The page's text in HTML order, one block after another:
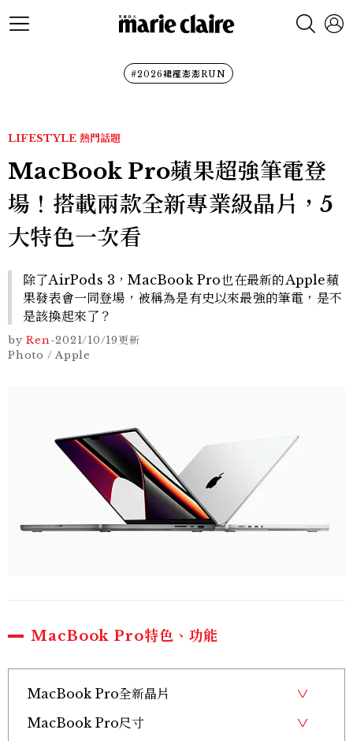
#2026裙襬澎澎RUN
LIFESTYLE 熱門話題
MacBook Pro蘋果超強筆電登
場！搭載兩款全新專業級晶片，5
大特色一次看
除了AirPods 3，MacBook Pro也在最新的Apple蘋
果發表會一同登場，被稱為是有史以來最強的筆電，是不
是該換起來了？
by Ren-2021/10/19更新
Photo / Apple
MacBook Pro特色、功能
MacBook Pro全新晶片
MacBook Pro尺寸